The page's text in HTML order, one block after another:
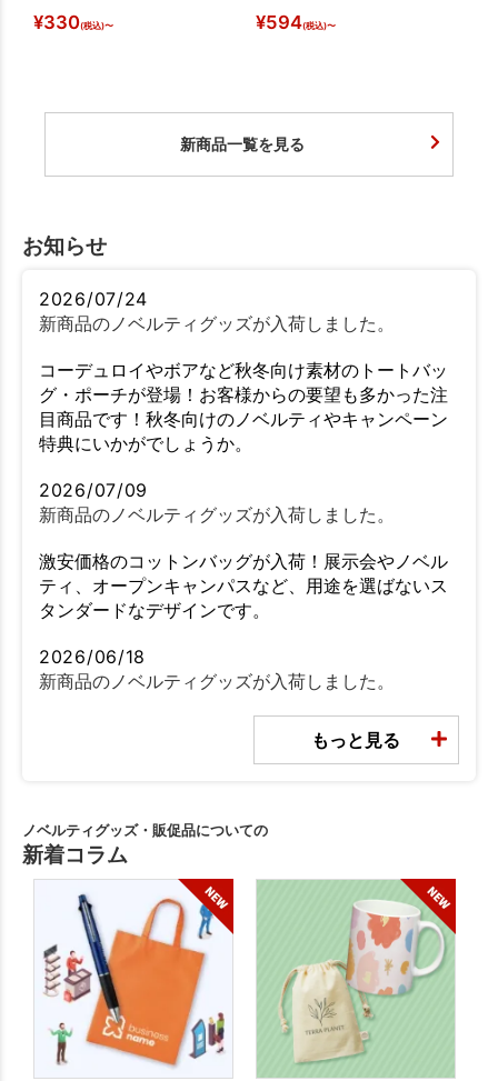
¥330(税込)〜 ¥594(税込)〜
新商品一覧を見る
お知らせ
2026/07/24
新商品のノベルティグッズが入荷しました。
コーデュロイやボアなど秋冬向け素材のトートバッ
グ・ポーチが登場！お客様からの要望も多かった注
目商品です！秋冬向けのノベルティやキャンペーン
特典にいかがでしょうか。
2026/07/09
新商品のノベルティグッズが入荷しました。
激安価格のコットンバッグが入荷！展示会やノベル
ティ、オープンキャンパスなど、用途を選ばないス
タンダードなデザインです。
2026/06/18
新商品のノベルティグッズが入荷しました。
もっと見る
ノベルティグッズ・販促品についての
新着コラム